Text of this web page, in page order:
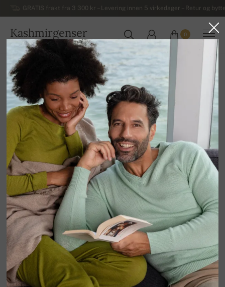
GRATIS frakt fra 3 300 kr – Levering innen 5 virkedager – Retur og
Kashmirgenser
NORGE
0
Hjem